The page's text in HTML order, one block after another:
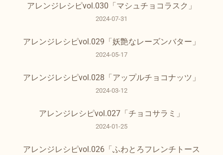
アレンジレシピvol.030「マシュチョコラスク」
2024-07-31
アレンジレシピvol.029「妖艶なレーズンバター」
2024-05-17
アレンジレシピvol.028「アップルチョコナッツ」
2024-03-12
アレンジレシピvol.027「チョコサラミ」
2024-01-25
アレンジレシピvol.026「ふわとろフレンチトース